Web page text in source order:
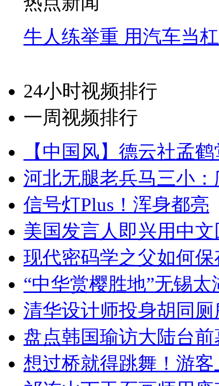
牛人练举重 用汽车当
24小时视频排行
一周视频排行
【中国风】德云社孟
河北无腿老兵马三小
信号灯Plus！浑身都亮
美国发言人即兴用中
现代密码学之父如何
“中华赏樱胜地”无锡
清华设计师投身胡同
盘点韩国瑜访大陆台
想过桥就得跳舞！游客